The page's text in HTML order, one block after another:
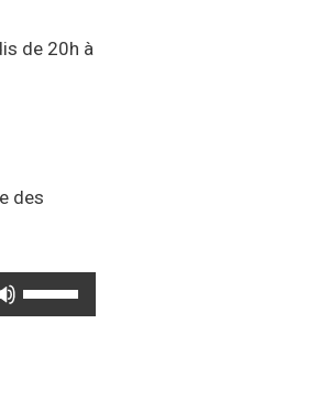
de 20h à
des
Utilisez
les